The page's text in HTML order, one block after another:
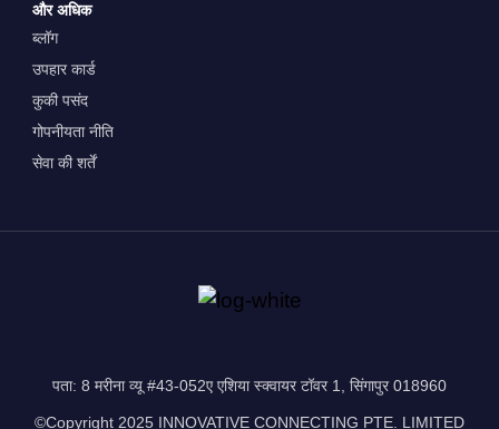
और अधिक
ब्लॉग
उपहार कार्ड
कुकी पसंद
गोपनीयता नीति
सेवा की शर्तें
पता: 8 मरीना व्यू #43-052ए एशिया स्क्वायर टॉवर 1, सिंगापुर 018960
©Copyright 2025 INNOVATIVE CONNECTING PTE. LIMITED